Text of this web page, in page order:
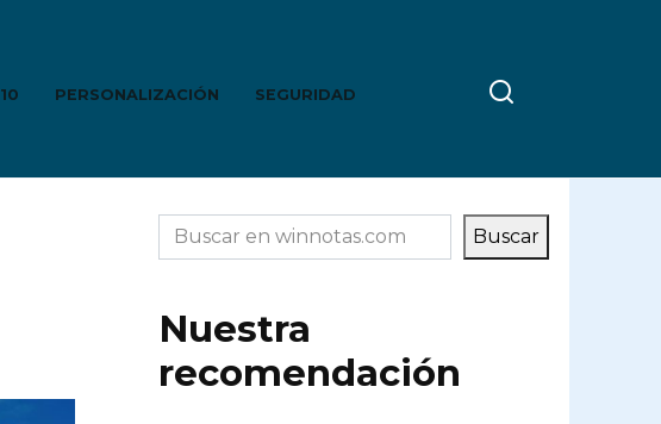
PERSONALIZACIÓN SEGURIDAD
Buscar Buscar
Nuestra
recomendación